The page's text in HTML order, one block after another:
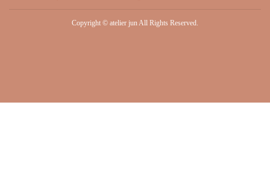
Copyright © atelier jun All Rights Reserved.